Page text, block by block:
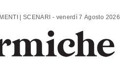
ANALISI | COMMENTI | SCENARI - venerdì 7 Agosto 2026